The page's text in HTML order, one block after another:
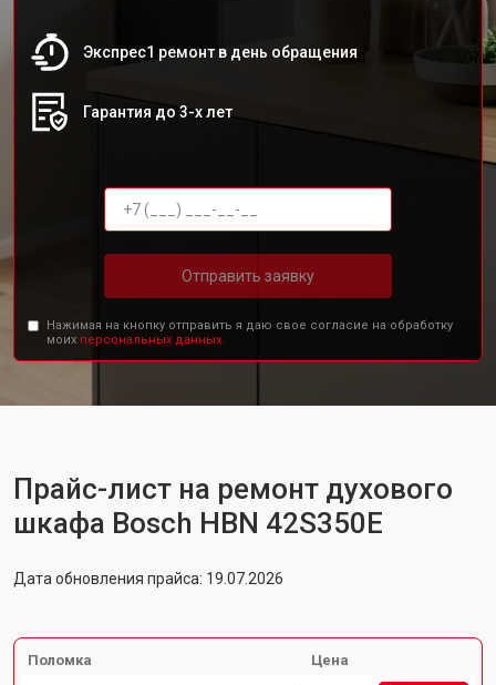
Экспрес1 ремонт в день обращения
Гарантия до 3-х лет
Отправить заявку
Нажимая на кнопку отправить я даю свое согласие на обработку
моих персональных данных.
Прайс-лист на ремонт духового
шкафа Bosch HBN 42S350E
Дата обновления прайса: 19.07.2026
Поломка Цена